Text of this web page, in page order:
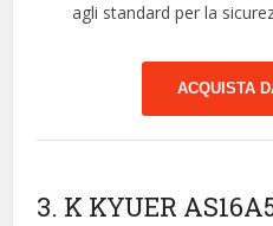
agli standard per la
ACQUISTA
3. K KYUER